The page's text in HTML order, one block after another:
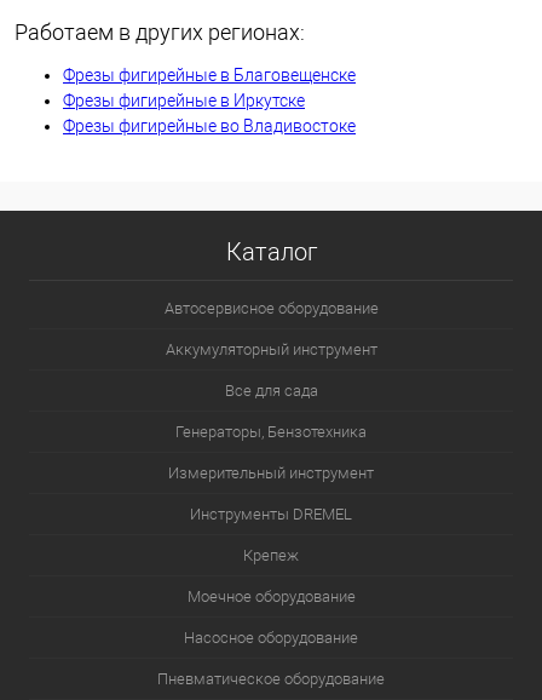
Работаем в других регионах:
Фрезы фигирейные в Благовещенске
Фрезы фигирейные в Иркутске
Фрезы фигирейные во Владивостоке
Каталог
Автосервисное оборудование
Аккумуляторный инструмент
Все для сада
Генераторы, Бензотехника
Измерительный инструмент
Инструменты DREMEL
Крепеж
Моечное оборудование
Насосное оборудование
Пневматическое оборудование